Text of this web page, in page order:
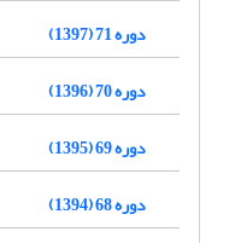
دوره 71 (1397)
دوره 70 (1396)
دوره 69 (1395)
دوره 68 (1394)